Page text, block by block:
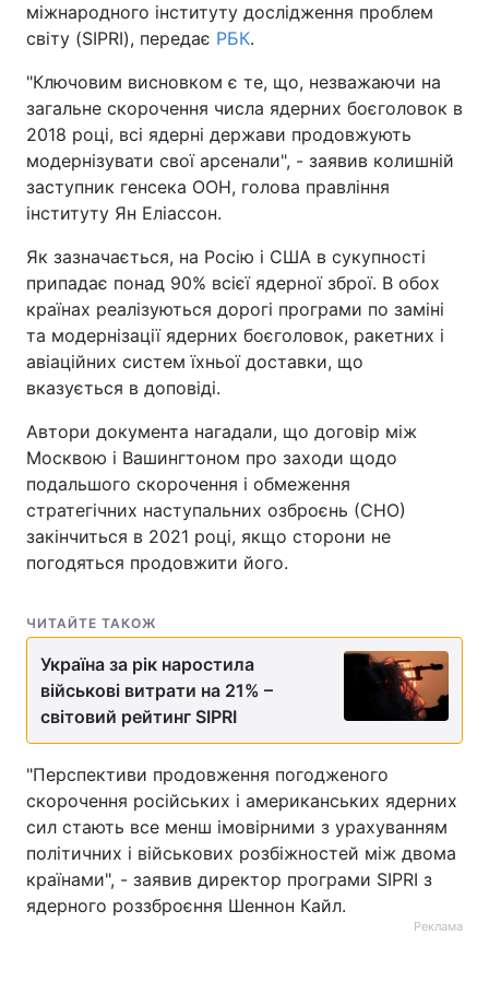
міжнародного інституту дослідження проблем
світу (SIPRI), передає РБК.
"Ключовим висновком є те, що, незважаючи на
загальне скорочення числа ядерних боєголовок в
2018 році, всі ядерні держави продовжують
модернізувати свої арсенали", - заявив колишній
заступник генсека ООН, голова правління
інституту Ян Еліассон.
Як зазначається, на Росію і США в сукупності
припадає понад 90% всієї ядерної зброї. В обох
країнах реалізуються дорогі програми по заміні
та модернізації ядерних боєголовок, ракетних і
авіаційних систем їхньої доставки, що
вказується в доповіді.
Автори документа нагадали, що договір між
Москвою і Вашингтоном про заходи щодо
подальшого скорочення і обмеження
стратегічних наступальних озброєнь (СНО)
закінчиться в 2021 році, якщо сторони не
погодяться продовжити його.
ЧИТАЙТЕ ТАКОЖ
Україна за рік наростила
військові витрати на 21% –
світовий рейтинг SIPRI
"Перспективи продовження погодженого
скорочення російських і американських ядерних
сил стають все менш імовірними з урахуванням
політичних і військових розбіжностей між двома
країнами", - заявив директор програми SIPRI з
ядерного роззброєння Шеннон Кайл.
Реклама